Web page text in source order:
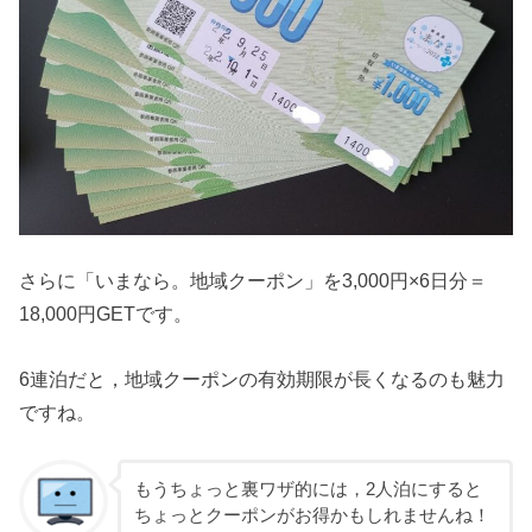
さらに「いまなら。地域クーポン」を3,000円×6日分＝
18,000円GETです。
6連泊だと，地域クーポンの有効期限が長くなるのも魅力
ですね。
もうちょっと裏ワザ的には，2人泊にすると
ちょっとクーポンがお得かもしれませんね！